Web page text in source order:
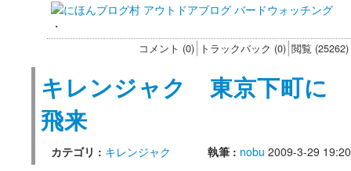
・
コメント (0) トラックバック (0) 閲覧 (25262)
キレンジャク 東京下町に
飛来
カテゴリ : キレンジャク 執筆 : nobu 2009-3-29 19:20